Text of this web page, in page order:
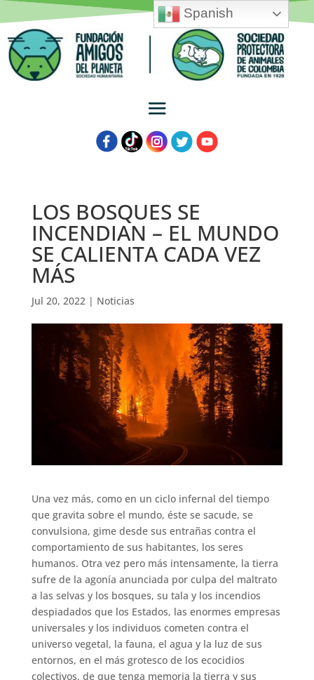
LOS BOSQUES SE
INCENDIAN – EL MUNDO
SE CALIENTA CADA VEZ
MÁS
Jul 20, 2022| Noticias
Una vez más, como en un ciclo infernal del tiempo
que gravita sobre el mundo, éste se sacude, se
convulsiona, gime desde sus entrañas contra el
comportamiento de sus habitantes, los seres
humanos. Otra vez pero más intensamente, la tierra
sufre de la agonía anunciada por culpa del maltrato
a las selvas y los bosques, su tala y los incendios
despiadados que los Estados, las enormes empresas
universales y los individuos cometen contra el
universo vegetal, la fauna, el agua y la luz de sus
entornos, en el más grotesco de los ecocidios
colectivos, de que tenga memoria la tierra y sus
Spanish